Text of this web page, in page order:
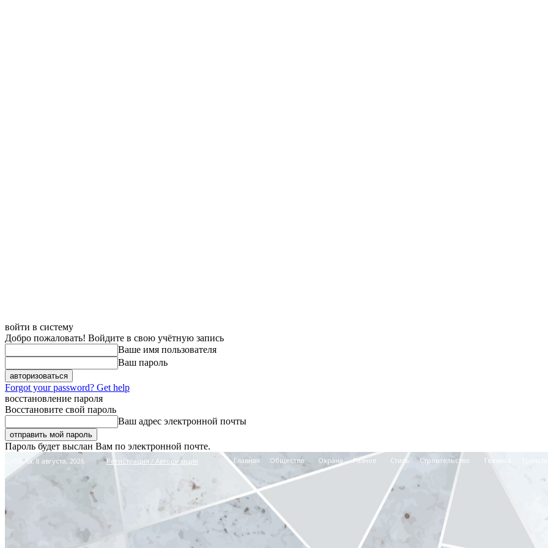
войти в систему
Добро пожаловать! Войдите в свою учётную запись
Ваше имя пользователя
Ваш пароль
Forgot your password? Get help
восстановление пароля
Восстановите свой пароль
Ваш адрес электронной почты
Пароль будет выслан Вам по электронной почте.
Суббота, 8 августа, 2026 Регистрация / Авторизация Главная Общество Охрана Разное Стиль Строительство Техника